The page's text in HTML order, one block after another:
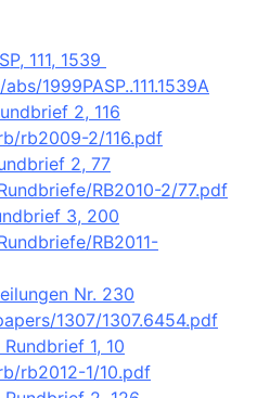
111, 1539
1999PASP..111.1539A
2, 116
rb2009-2/116.pdf
2, 77
RB2010-2/77.pdf
3, 200
RB2011-
Nr. 230
1307/1307.6454.pdf
1, 10
rb2012-1/10.pdf